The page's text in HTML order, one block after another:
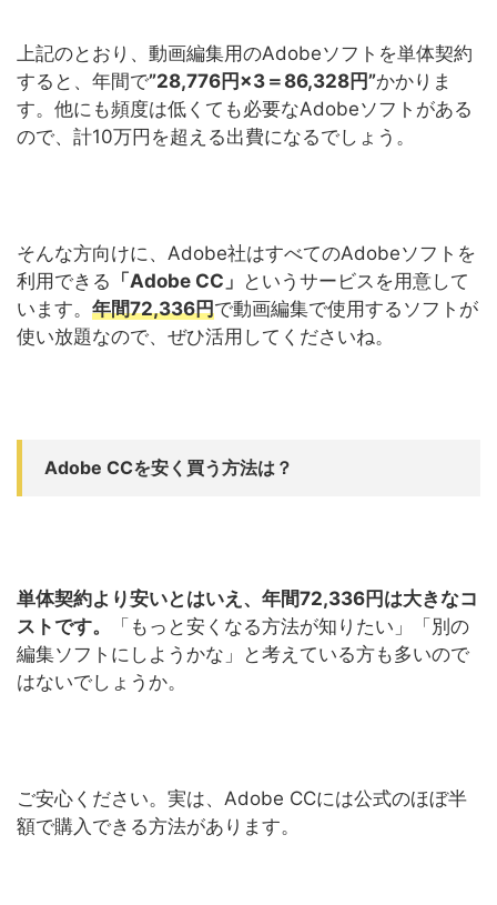
上記のとおり、動画編集用のAdobeソフトを単体契約
すると、年間で”28,776円×3＝86,328円”かかりま
す。他にも頻度は低くても必要なAdobeソフトがある
ので、計10万円を超える出費になるでしょう。
そんな方向けに、Adobe社はすべてのAdobeソフトを
利用できる 「Adobe CC」 というサービスを用意して
います。 年間72,336円で動画編集で使用するソフトが
使い放題なので、ぜひ活用してくださいね。
Adobe CCを安く買う方法は？
単体契約より安いとはいえ、年間72,336円は大きなコ
ストです。
「もっと安くなる方法が知りたい」「別の
編集ソフトにしようかな」と考えている方も多いので
はないでしょうか。
ご安心ください。実は、Adobe CCには公式のほぼ半
額で購入できる方法があります。